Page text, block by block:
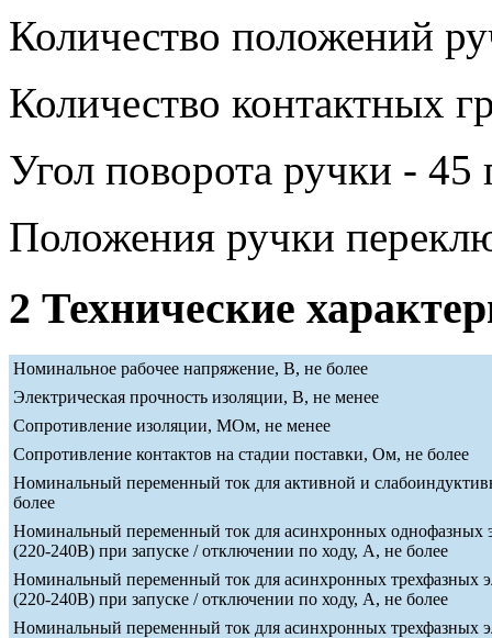
Количество положений
Количество контактных
Угол поворота ручки - 45
Положения ручки
2 Технические
Номинальное рабочее напряжение, В, не более
Электрическая прочность изоляции, В, не менее
Сопротивление изоляции, МОм, не менее
Сопротивление контактов на стадии поставки, Ом, не более
Номинальный переменный ток для активной и
более
Номинальный переменный ток для асинхронных однофазных
(220-240В) при запуске / отключении по ходу, А, не более
Номинальный переменный ток для асинхронных трехфазных
(220-240В) при запуске / отключении по ходу, А, не более
Номинальный переменный ток для асинхронных трехфазных